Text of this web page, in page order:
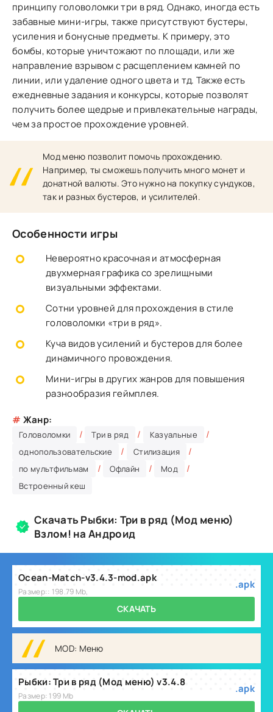
принципу головоломки три в ряд. Однако, иногда есть
забавные мини-игры, также присутствуют бустеры,
усиления и бонусные предметы. К примеру, это
бомбы, которые уничтожают по площади, или же
направление взрывом с расщеплением камней по
линии, или удаление одного цвета и тд. Также есть
ежедневные задания и конкурсы, которые позволят
получить более щедрые и привлекательные награды,
чем за простое прохождение уровней.
Мод меню позволит помочь прохождению.
Например, ты сможешь получить много монет и
донатной валюты. Это нужно на покупку сундуков,
так и разных бустеров, и усилителей.
Особенности игры
Невероятно красочная и атмосферная
двухмерная графика со зрелищными
визуальными эффектами.
Сотни уровней для прохождения в стиле
головоломки «три в ряд».
Куча видов усилений и бустеров для более
динамичного провождения.
Мини-игры в других жанров для повышения
разнообразия геймплея.
# Жанр:
Головоломки / Три в ряд / Казуальные /
однопользовательские / Стилизация /
по мультфильмам / Офлайн / Мод /
Встроенный кеш
Скачать Рыбки: Три в ряд (Мод меню)
Взлом! на Андроид
Ocean-Match-v3.4.3-mod.apk
Размер:: 198.79 Mb,
.apk
СКАЧАТЬ
MOD: Меню
Рыбки: Три в ряд (Мод меню) v3.4.8
Размер: 199 Mb
.apk